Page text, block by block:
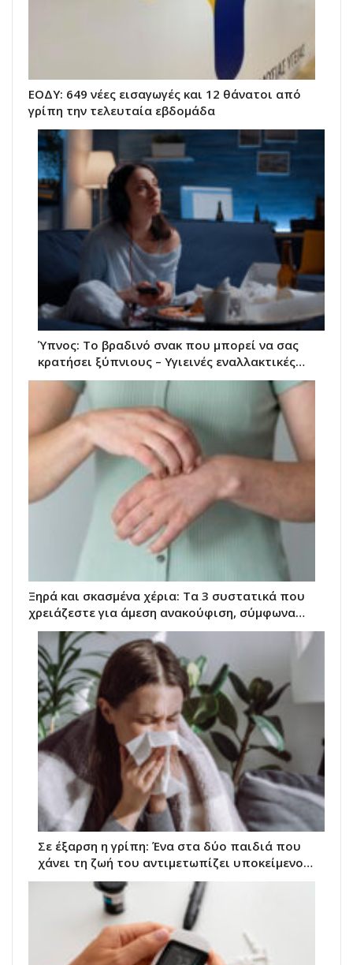
ΕΟΔΥ: 649 νέες εισαγωγές και 12 θάνατοι από
γρίπη την τελευταία εβδομάδα
Ύπνος: Το βραδινό σνακ που μπορεί να σας
κρατήσει ξύπνιους – Υγιεινές εναλλακτικές…
Ξηρά και σκασμένα χέρια: Τα 3 συστατικά που
χρειάζεστε για άμεση ανακούφιση, σύμφωνα…
Σε έξαρση η γρίπη: Ένα στα δύο παιδιά που
χάνει τη ζωή του αντιμετωπίζει υποκείμενο…